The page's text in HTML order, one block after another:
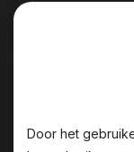
Door het